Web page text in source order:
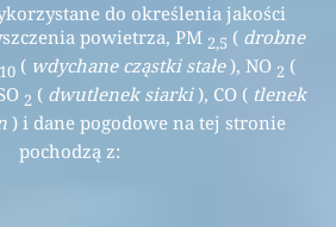
do określenia jakości
powietrza, PM 2,5 ( drobne
10( wdychane cząstki stałe), NO 2 (
2 ( dwutlenek siarki), CO ( tlenek
) i dane pogodowe na tej stronie
pochodzą z: